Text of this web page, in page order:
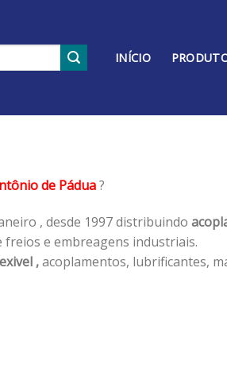
INÍCIO
de Pádua?
, desde 1997 distribuindo
e embreagens industriais.
,acoplamentos, lubrificantes,